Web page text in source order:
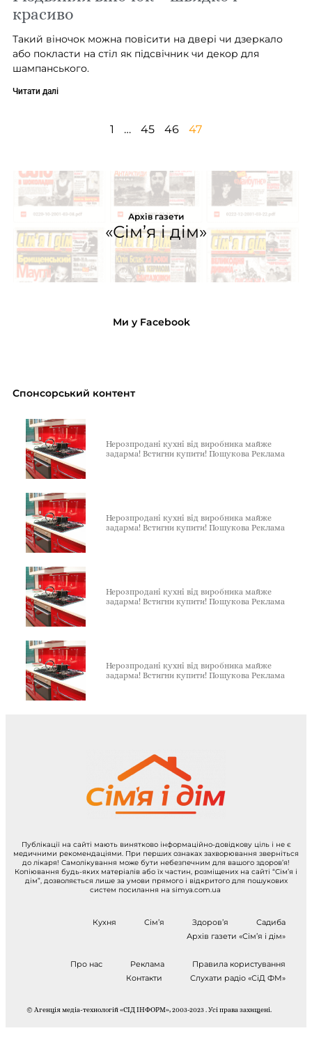
красиво
Такий віночок можна повісити на двері чи дзеркало
або покласти на стіл як підсвічник чи декор для
шампанського.
Читати далі
1 … 45 46 47
Архів газети
«Сім’я і дім»
Ми у Facebook
Спонсорський контент
Нерозпродані кухні від виробника майже
задарма! Встигни купити! Пошукова Реклама
Нерозпродані кухні від виробника майже
задарма! Встигни купити! Пошукова Реклама
Нерозпродані кухні від виробника майже
задарма! Встигни купити! Пошукова Реклама
Нерозпродані кухні від виробника майже
задарма! Встигни купити! Пошукова Реклама
Публікації на сайті мають винятково інформаційно-довідкову ціль і не є
медичними рекомендаціями. При перших ознаках захворювання зверніться
до лікаря! Самолікування може бути небезпечним для вашого здоров’я!
Копіювання будь-яких матеріалів або їх частин, розміщених на сайті “Сім’я і
дім”, дозволяється лише за умови прямого і відкритого для пошукових
систем посилання на simya.com.ua
Кухня Сім’я Здоров’я
Садиба
Архів газети «Сім’я і дім»
Про нас Реклама
Правила користування
Контакти
Слухати радіо «СіД ФМ»
© Агенція медіа-технологій «СІД ІНФОРМ», 2003-2023 . Усі права захищені.